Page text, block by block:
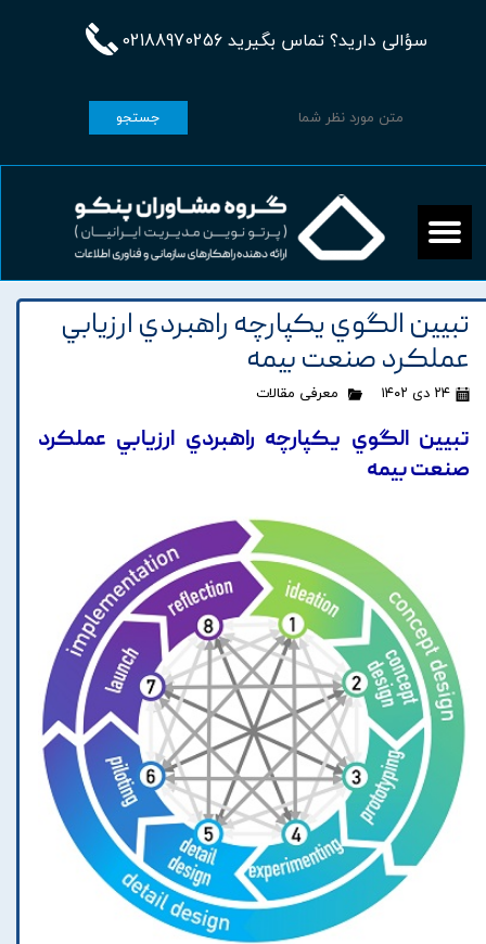
سؤالی دارید؟ تماس بگیرید 02188970256
جستجو
تبيين الگوي يکپارچه راهبردي ارزيابي
عملکرد صنعت بيمه
۲۴ دی ۱۴۰۲ معرفی مقالات
تبيين الگوي يکپارچه راهبردي ارزيابي عملکرد
صنعت بيمه